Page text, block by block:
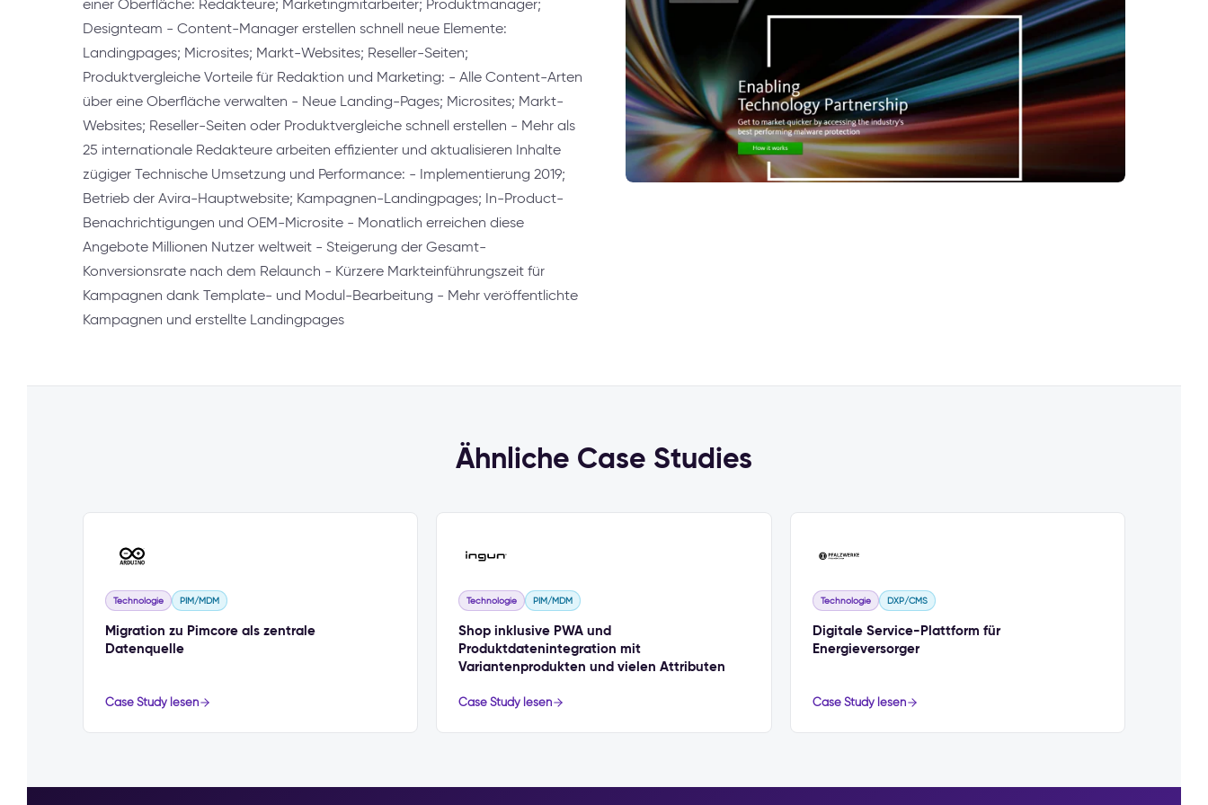
einer Oberfläche: Redakteure; Marketingmitarbeiter; Produktmanager;
Designteam - Content-Manager erstellen schnell neue Elemente:
Landingpages; Microsites; Markt-Websites; Reseller-Seiten;
Produktvergleiche Vorteile für Redaktion und Marketing: - Alle Content-Arten
über eine Oberfläche verwalten - Neue Landing-Pages; Microsites; Markt-
Websites; Reseller-Seiten oder Produktvergleiche schnell erstellen - Mehr als
25 internationale Redakteure arbeiten effizienter und aktualisieren Inhalte
zügiger Technische Umsetzung und Performance: - Implementierung 2019;
Betrieb der Avira-Hauptwebsite; Kampagnen-Landingpages; In-Product-
Benachrichtigungen und OEM-Microsite - Monatlich erreichen diese
Angebote Millionen Nutzer weltweit - Steigerung der Gesamt-
Konversionsrate nach dem Relaunch - Kürzere Markteinführungszeit für
Kampagnen dank Template- und Modul-Bearbeitung - Mehr veröffentlichte
Kampagnen und erstellte Landingpages
Ähnliche Case Studies
Technologie PIM/MDM
Migration zu Pimcore als zentrale
Datenquelle
Case Study lesen
Technologie PIM/MDM
Shop inklusive PWA und
Produktdatenintegration mit
Variantenprodukten und vielen Attributen
Case Study lesen
Technologie DXP/CMS
Digitale Service-Plattform für
Energieversorger
Case Study lesen